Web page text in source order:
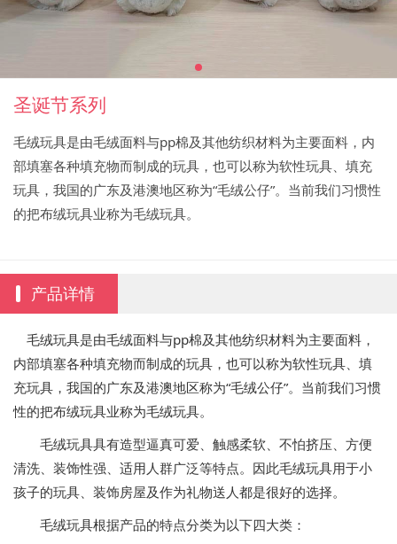
圣诞节系列
毛绒玩具是由毛绒面料与pp棉及其他纺织材料为主要面料，内
部填塞各种填充物而制成的玩具，也可以称为软性玩具、填充
玩具，我国的广东及港澳地区称为“毛绒公仔”。当前我们习惯性
的把布绒玩具业称为毛绒玩具。
产品详情
毛绒玩具是由毛绒面料与pp棉及其他纺织材料为主要面料，
内部填塞各种填充物而制成的玩具，也可以称为软性玩具、填
充玩具，我国的广东及港澳地区称为“毛绒公仔”。当前我们习惯
性的把布绒玩具业称为毛绒玩具。
毛绒玩具具有造型逼真可爱、触感柔软、不怕挤压、方便
清洗、装饰性强、适用人群广泛等特点。因此毛绒玩具用于小
孩子的玩具、装饰房屋及作为礼物送人都是很好的选择。
毛绒玩具根据产品的特点分类为以下四大类：